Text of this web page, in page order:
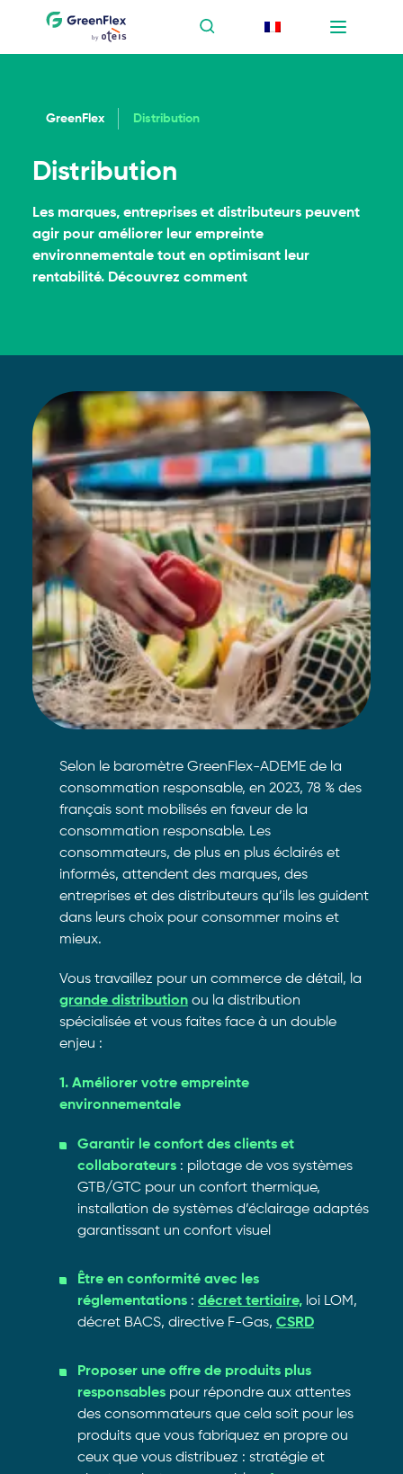
GreenFlex Distribution
Distribution
Les marques, entreprises et distributeurs peuvent
agir pour améliorer leur empreinte
environnementale tout en optimisant leur
rentabilité. Découvrez comment
Selon le baromètre GreenFlex-ADEME de la
consommation responsable, en 2023, 78 % des
français sont mobilisés en faveur de la
consommation responsable. Les
consommateurs, de plus en plus éclairés et
informés, attendent des marques, des
entreprises et des distributeurs qu’ils les guident
dans leurs choix pour consommer moins et
mieux.
Vous travaillez pour un commerce de détail, la
grande distributionou la distribution
spécialisée et vous faites face à un double
enjeu :
1. Améliorer votre empreinte
environnementale
Garantir le confort des clients et
collaborateurs: pilotage de vos systèmes
GTB/GTC pour un confort thermique,
installation de systèmes d’éclairage adaptés
garantissant un confort visuel
Être en conformité avec les
réglementations: décret tertiaire,loi LOM,
décret BACS, directive F-Gas, CSRD
Proposer une offre de produits plus
responsables pour répondre aux attentes
des consommateurs que cela soit pour les
produits que vous fabriquez en propre ou
ceux que vous distribuez : stratégie et